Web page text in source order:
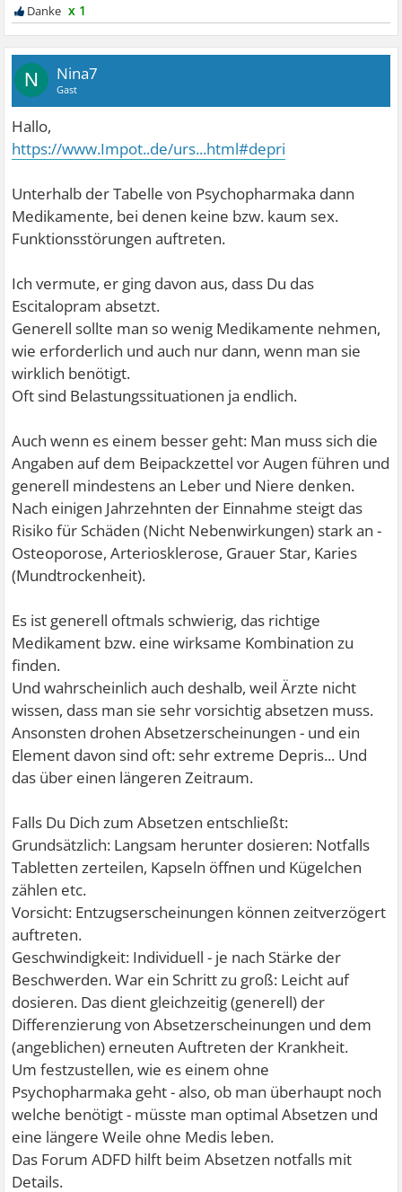
x 1
N Nina7
Gast
Hallo,
https://www.Impot..de/urs...html#depri
Unterhalb der Tabelle von Psychopharmaka dann
Medikamente, bei denen keine bzw. kaum sex.
Funktionsstörungen auftreten.
Ich vermute, er ging davon aus, dass Du das
Escitalopram absetzt.
Generell sollte man so wenig Medikamente nehmen,
wie erforderlich und auch nur dann, wenn man sie
wirklich benötigt.
Oft sind Belastungssituationen ja endlich.
Auch wenn es einem besser geht: Man muss sich die
Angaben auf dem Beipackzettel vor Augen führen und
generell mindestens an Leber und Niere denken.
Nach einigen Jahrzehnten der Einnahme steigt das
Risiko für Schäden (Nicht Nebenwirkungen) stark an -
Osteoporose, Arteriosklerose, Grauer Star, Karies
(Mundtrockenheit).
Es ist generell oftmals schwierig, das richtige
Medikament bzw. eine wirksame Kombination zu
finden.
Und wahrscheinlich auch deshalb, weil Ärzte nicht
wissen, dass man sie sehr vorsichtig absetzen muss.
Ansonsten drohen Absetzerscheinungen - und ein
Element davon sind oft: sehr extreme Depris... Und
das über einen längeren Zeitraum.
Falls Du Dich zum Absetzen entschließt:
Grundsätzlich: Langsam herunter dosieren: Notfalls
Tabletten zerteilen, Kapseln öffnen und Kügelchen
zählen etc.
Vorsicht: Entzugserscheinungen können zeitverzögert
auftreten.
Geschwindigkeit: Individuell - je nach Stärke der
Beschwerden. War ein Schritt zu groß: Leicht auf
dosieren. Das dient gleichzeitig (generell) der
Differenzierung von Absetzerscheinungen und dem
(angeblichen) erneuten Auftreten der Krankheit.
Um festzustellen, wie es einem ohne
Psychopharmaka geht - also, ob man überhaupt noch
welche benötigt - müsste man optimal Absetzen und
eine längere Weile ohne Medis leben.
Das Forum ADFD hilft beim Absetzen notfalls mit
Details.